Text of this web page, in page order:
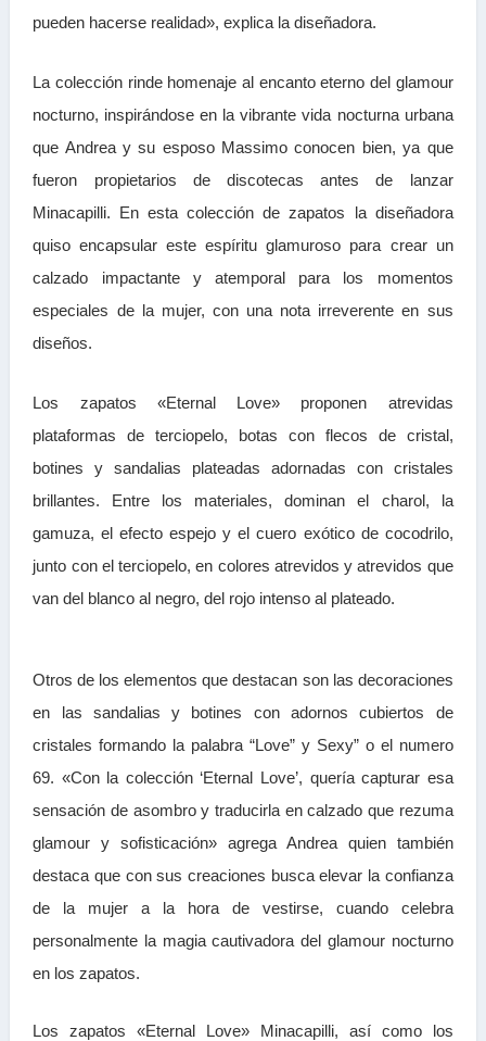
pueden hacerse realidad», explica la diseñadora.
La colección rinde homenaje al encanto eterno del glamour
nocturno, inspirándose en la vibrante vida nocturna urbana
que Andrea y su esposo Massimo conocen bien, ya que
fueron propietarios de discotecas antes de lanzar
Minacapilli. En esta colección de zapatos la diseñadora
quiso encapsular este espíritu glamuroso para crear un
calzado impactante y atemporal para los momentos
especiales de la mujer, con una nota irreverente en sus
diseños.
Los zapatos «Eternal Love» proponen atrevidas
plataformas de terciopelo, botas con flecos de cristal,
botines y sandalias plateadas adornadas con cristales
brillantes. Entre los materiales, dominan el charol, la
gamuza, el efecto espejo y el cuero exótico de cocodrilo,
junto con el terciopelo, en colores atrevidos y atrevidos que
van del blanco al negro, del rojo intenso al plateado.
Otros de los elementos que destacan son las decoraciones
en las sandalias y botines con adornos cubiertos de
cristales formando la palabra “Love” y Sexy” o el numero
69. «Con la colección ‘Eternal Love’, quería capturar esa
sensación de asombro y traducirla en calzado que rezuma
glamour y sofisticación» agrega Andrea quien también
destaca que con sus creaciones busca elevar la confianza
de la mujer a la hora de vestirse, cuando celebra
personalmente la magia cautivadora del glamour nocturno
en los zapatos.
Los zapatos «Eternal Love» Minacapilli, así como los